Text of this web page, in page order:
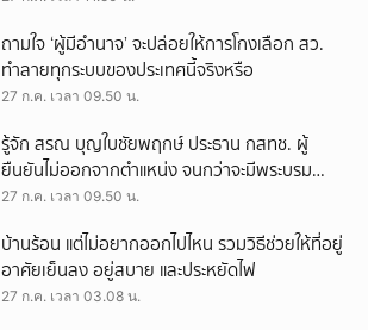
ถามใจ ‘ผู้มีอำนาจ’ จะปล่อยให้การโกงเลือก สว.
ทำลายทุกระบบของประเทศนี้จริงหรือ
27 ก.ค. เวลา 09.50 น.
รู้จัก สรณ บุญใบชัยพฤกษ์ ประธาน กสทช. ผู้
ยืนยันไม่ออกจากตำแหน่ง จนกว่าจะมีพระบรม
ราชโองการโปรดเกล้าฯ
27 ก.ค. เวลา 09.50 น.
บ้านร้อน แต่ไม่อยากออกไปไหน รวมวิธีช่วยให้ที่อยู่
อาศัยเย็นลง อยู่สบาย และประหยัดไฟ
27 ก.ค. เวลา 03.08 น.